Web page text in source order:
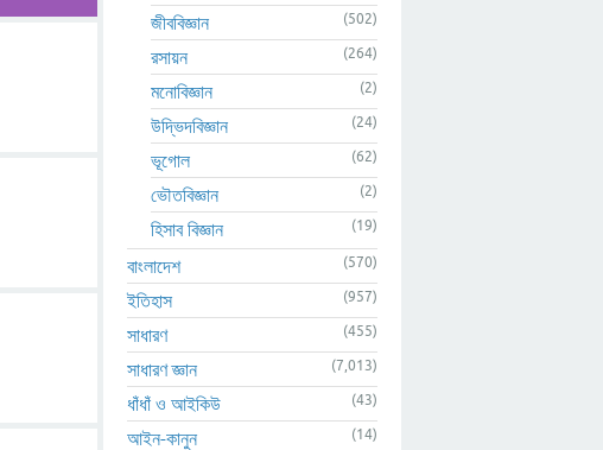
জীববিজ্ঞান (502)
রসায়ন (264)
মনোবিজ্ঞান (2)
উদ্ভিদবিজ্ঞান (24)
ভূগোল (62)
ভৌতবিজ্ঞান (2)
হিসাব বিজ্ঞান (19)
বাংলাদেশ (570)
ইতিহাস (957)
সাধারণ (455)
সাধারণ জ্ঞান (7,013)
ধাঁধাঁ ও আইকিউ (43)
আইন-কানুন (14)